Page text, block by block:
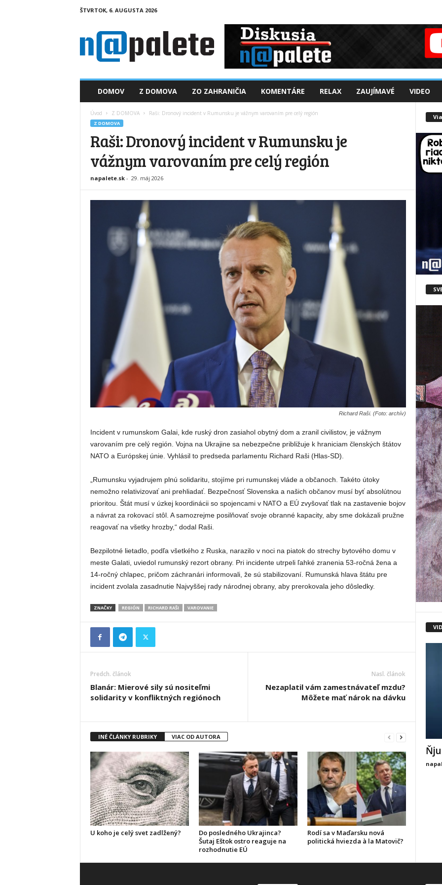
ŠTVRTOK, 6. AUGUSTA 2026
a
DOMOV Z DOMOVA ZO ZAHRANIČIA KOMENTÁRE RELAX ZAUJÍMAVÉ VIDEO
Úvod Z DOMOVA Raši: Dronový incident v Rumunsku je vážnym varovaním pre celý región
Z DOMOVA
Raši: Dronový incident v Rumunsku je
vážnym varovaním pre celý región
napalete.sk- 29. máj 2026
Richard Raši. (Foto: archív)
Incident v rumunskom Galai, kde ruský dron zasiahol obytný dom a zranil civilistov, je vážnym
varovaním pre celý región. Vojna na Ukrajine sa nebezpečne približuje k hraniciam členských štátov
NATO a Európskej únie. Vyhlásil to predseda parlamentu Richard Raši (Hlas-SD).
„Rumunsku vyjadrujem plnú solidaritu, stojíme pri rumunskej vláde a občanoch. Takéto útoky
nemožno relativizovať ani prehliadať. Bezpečnosť Slovenska a našich občanov musí byť absolútnou
prioritou. Štát musí v úzkej koordinácii so spojencami v NATO a EÚ zvyšovať tlak na zastavenie bojov
a návrat za rokovací stôl. A samozrejme posilňovať svoje obranné kapacity, aby sme dokázali pružne
reagovať na všetky hrozby,“ dodal Raši.
Bezpilotné lietadlo, podľa všetkého z Ruska, narazilo v noci na piatok do strechy bytového domu v
meste Galati, uviedol rumunský rezort obrany. Pri incidente utrpeli ľahké zranenia 53-ročná žena a
14-ročný chlapec, pričom záchranári informovali, že sú stabilizovaní. Rumunská hlava štátu pre
incident zvolala zasadnutie Najvyššej rady národnej obrany, aby prerokovala jeho dôsledky.
ZNAČKY REGIÓN RICHARD RAŠI VAROVANIE
Predch. článok
Blanár: Mierové sily sú nositeľmi
solidarity v konfliktných regiónoch
Nasl. článok
Nezaplatil vám zamestnávateľ mzdu?
Môžete mať nárok na dávku
INÉ ČLÁNKY RUBRIKY VIAC OD AUTORA
U koho je celý svet zadlžený?
Do posledného Ukrajinca?
Šutaj Eštok ostro reaguje na
rozhodnutie EÚ
Rodí sa v Maďarsku nová
politická hviezda à la Matovič?